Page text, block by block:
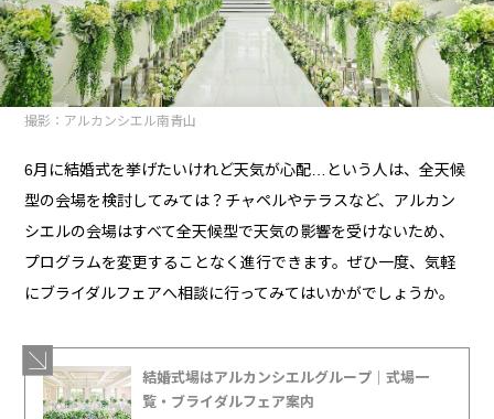
撮影：アルカンシエル南青山
6月に結婚式を挙げたいけれど天気が心配…という人は、全天候
型の会場を検討してみては？チャペルやテラスなど、アルカン
シエルの会場はすべて全天候型で天気の影響を受けないため、
プログラムを変更することなく進行できます。ぜひ一度、気軽
にブライダルフェアへ相談に行ってみてはいかがでしょうか。
結婚式場はアルカンシエルグループ｜式場一
覧・ブライダルフェア案内